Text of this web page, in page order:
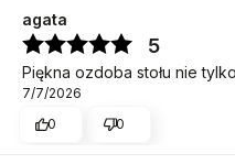
agata
5
Piękna ozdoba stołu nie
7/7/2026
0
0